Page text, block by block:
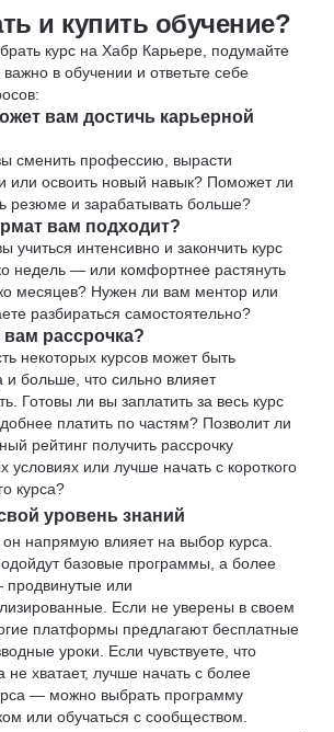
и купить обучение?
курс на Хабр Карьере, подумайте
в обучении и ответьте себе
вам достичь карьерной
сменить профессию, вырасти
или освоить новый навык? Поможет ли
резюме и зарабатывать больше?
вам подходит?
учиться интенсивно и закончить курс
недель — или комфортнее растянуть
месяцев? Нужен ли вам ментор или
разбираться самостоятельно?
рассрочка?
некоторых курсов может быть
и больше, что сильно влияет
Готовы ли вы заплатить за весь курс
платить по частям? Позволит ли
рейтинг получить рассрочку
условиях или лучше начать с короткого
курса?
уровень знаний
напрямую влияет на выбор курса.
базовые программы, а более
или
Если не уверены в своем
платформы предлагают бесплатные
уроки. Если чувствуете, что
не хватает, лучше начать с более
— можно выбрать программу
или обучаться с сообществом.